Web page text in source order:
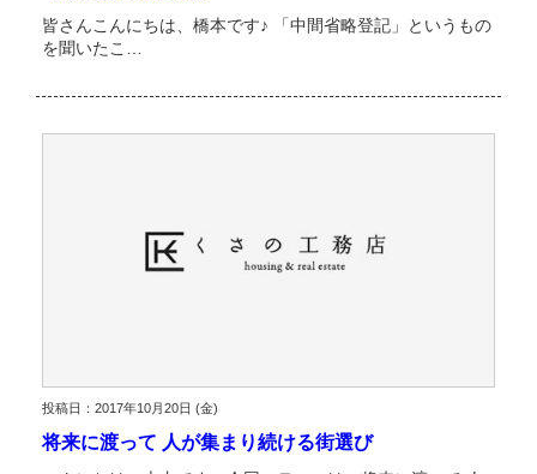
皆さんこんにちは、橋本です♪ 「中間省略登記」というもの
を聞いたこ…
投稿日：2017年10月20日 (金)
将来に渡って 人が集まり続ける街選び